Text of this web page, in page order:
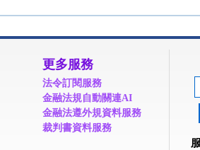
更多服務
法令訂閱服務
金融法規自動關連AI
金融法遵外規資料服務
裁判書資料服務